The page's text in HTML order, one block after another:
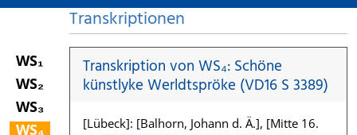
WS₁
WS₂
WS₃
WS₄
Transkriptionen
Transkription von WS₄: Schöne
künstlyke Werldtspröke (VD16 S 3389)
[Lübeck]: [Balhorn, Johann d. Ä.], [Mitte 16.